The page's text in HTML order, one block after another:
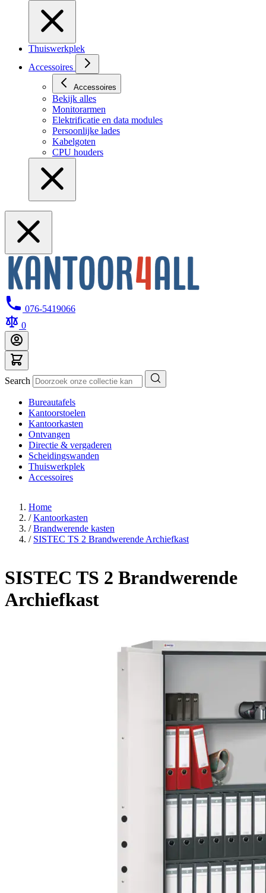
Thuiswerkplek
Accessoires
Accessoires
Bekijk alles
Monitorarmen
Elektrificatie en data modules
Persoonlijke lades
Kabelgoten
CPU houders
076-5419066
0
Search
Bureautafels
Kantoorstoelen
Kantoorkasten
Ontvangen
Directie & vergaderen
Scheidingswanden
Thuiswerkplek
Accessoires
Home
/ Kantoorkasten
/ Brandwerende kasten
/ SISTEC TS 2 Brandwerende Archiefkast
SISTEC TS 2 Brandwerende
Archiefkast